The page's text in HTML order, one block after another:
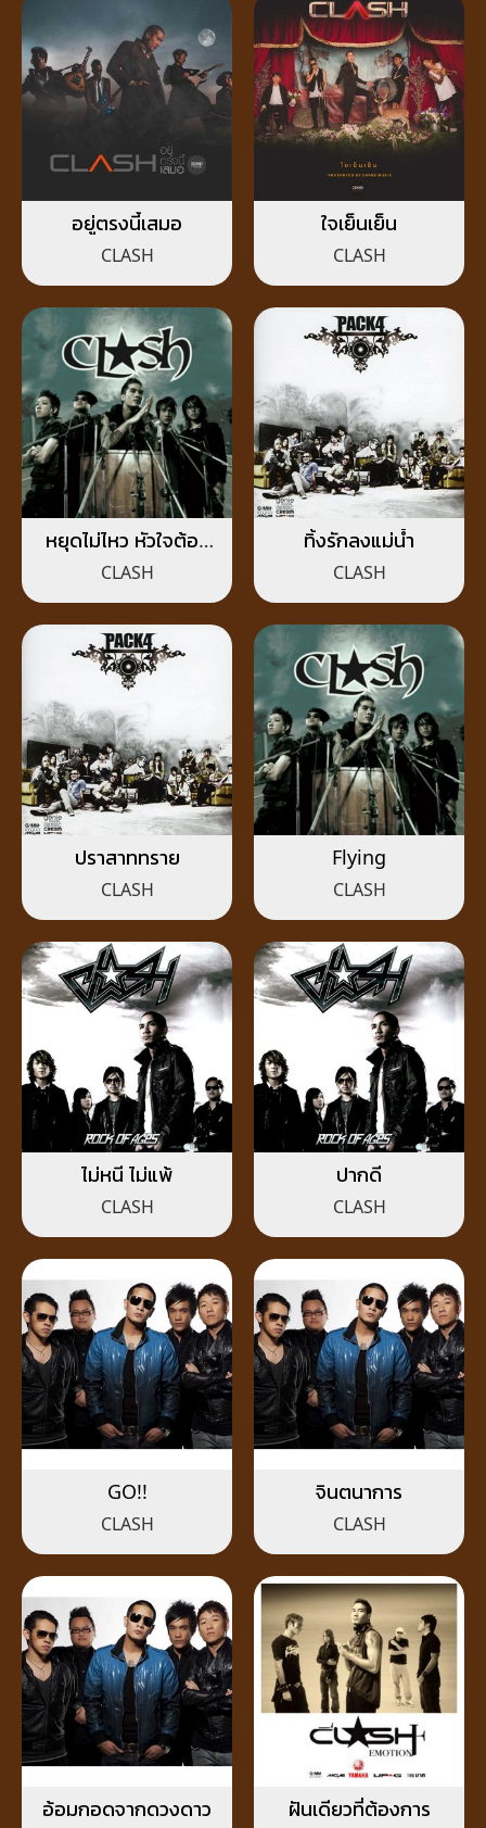
อยู่ตรงนี้เสมอ
CLASH
ใจเย็นเย็น
CLASH
หยุดไม่ไหว หัวใจต้อง
เดินต่อ
CLASH
ทิ้งรักลงแม่น้ำ
CLASH
ปราสาททราย
CLASH
Flying
CLASH
ไม่หนี ไม่แพ้
CLASH
ปากดี
CLASH
GO!!
CLASH
จินตนาการ
CLASH
อ้อมกอดจากดวงดาว ฝันเดียวที่ต้องการ